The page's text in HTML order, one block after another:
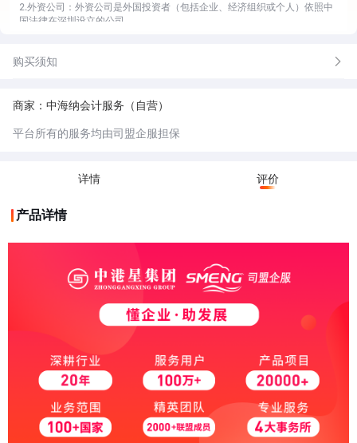
2.外资公司：外资公司是外国投资者（包括企业、经济组织或个人）依照中
国法律在深圳设立的公司。
4.可开票地址：在广州，税务部门对于企业的经营地址有严格的监管。可开
动真实、稳定，便于税务部门对企业的开票行为进行监管，防止虚开发票等
营的公司，相对成本较低。
6.小规模纳税人：小规模纳税人是指年应征增值税销售额未超过规定标准
（目前是 500 万元），并且会计核算不健全，不能正确核算增值税的销项
税额、进项税额和应纳税额的增值税纳税人。
7.一般纳税人：一般纳税人是指年应征增值税销售额超过财政部、国家税务
购买须知
商家：中海纳会计服务（自营）
平台所有的服务均由司盟企服担保
详情 评价
产品详情